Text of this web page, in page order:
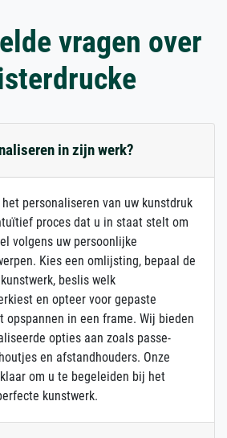
vragen over
in zijn werk?
personaliseren van uw kunstdruk
proces dat u in staat stelt om
volgens uw persoonlijke
Kies een omlijsting, bepaal de
beslis welk
en opteer voor gepaste
opspannen in een frame. Wij bieden
opties aan zoals passe-
en afstandhouders. Onze
om u te begeleiden bij het
kunstwerk.